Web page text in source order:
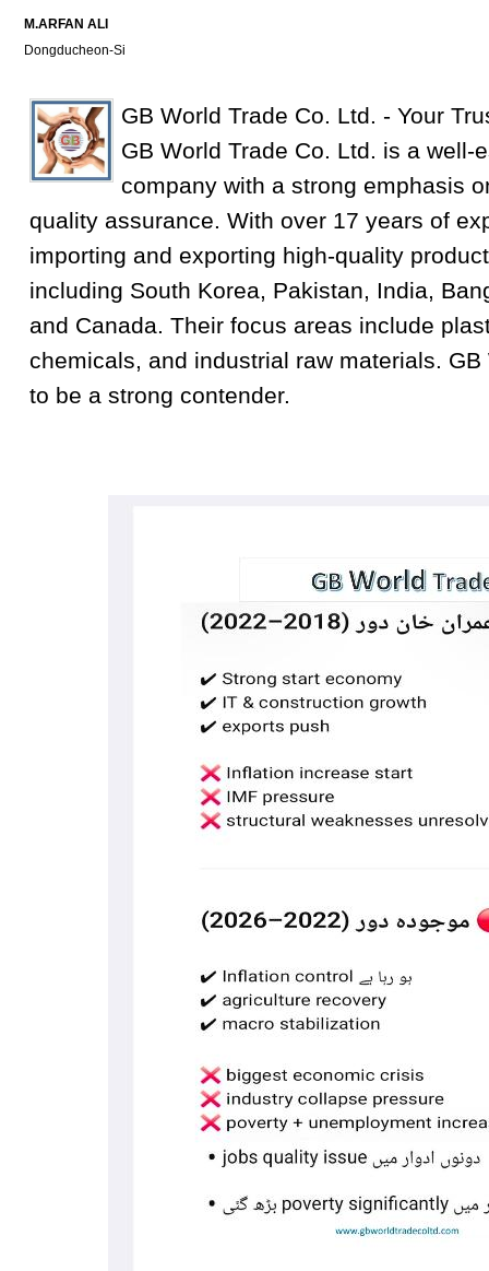
M.ARFAN ALI
Dongducheon-Si
GB World Trade Co. Ltd. - Your
GB World Trade Co. Ltd. is a well-
company with a strong emphasis
quality assurance. With over 17 years of
importing and exporting high-quality
including South Korea, Pakistan, India,
and Canada. Their focus areas include
chemicals, and industrial raw materials.
to be a strong contender.